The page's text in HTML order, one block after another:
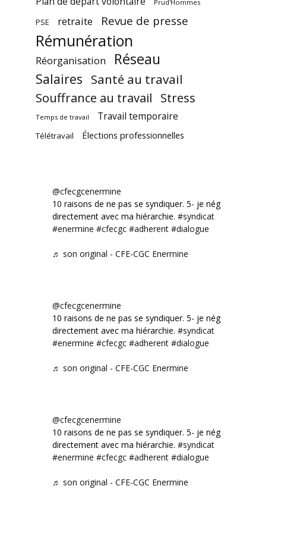
Prud'Hommes
PSE retraite Revue de presse
Rémunération
Réorganisation Réseau
Salaires Santé au travail
Souffrance au travail Stress
Temps de travail Travail temporaire
Télétravail Élections professionnelles
@cfecgcenermine
10 raisons de ne pas se syndiquer. 5- je négocie
directement avec ma hiérarchie. #syndicat
#enermine #cfecgc #adherent #dialogue
♬ son original - CFE-CGC Enermine
@cfecgcenermine
10 raisons de ne pas se syndiquer. 5- je négocie
directement avec ma hiérarchie. #syndicat
#enermine #cfecgc #adherent #dialogue
♬ son original - CFE-CGC Enermine
@cfecgcenermine
10 raisons de ne pas se syndiquer. 5- je négocie
directement avec ma hiérarchie. #syndicat
#enermine #cfecgc #adherent #dialogue
♬ son original - CFE-CGC Enermine